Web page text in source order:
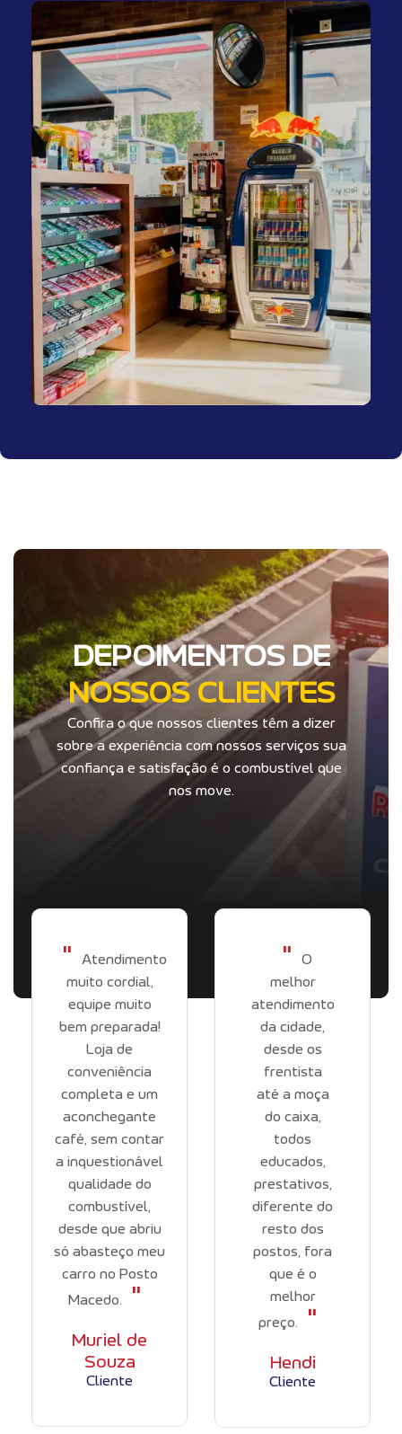
DEPOIMENTOS DE
NOSSOS CLIENTES
Confira o que nossos clientes têm a dizer
sobre a experiência com nossos serviços sua
confiança e satisfação é o combustível que
nos move.
"
Atendimento
muito cordial,
equipe muito
bem preparada!
Loja de
conveniência
completa e um
aconchegante
café, sem contar
a inquestionável
qualidade do
combustível,
desde que abriu
só abasteço meu
carro no Posto
Macedo.
"
Muriel de
Souza
Cliente
"
O
melhor
atendimento
da cidade,
desde os
frentista
até a moça
do caixa,
todos
educados,
prestativos,
diferente do
resto dos
postos, fora
que é o
melhor
preço.
"
Hendi
Cliente